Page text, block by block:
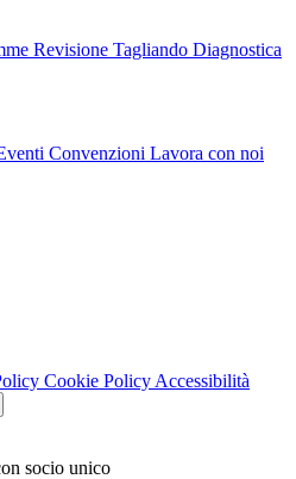
Revisione Tagliando Diagnostica
Convenzioni Lavora con noi
Cookie Policy Accessibilità
socio unico